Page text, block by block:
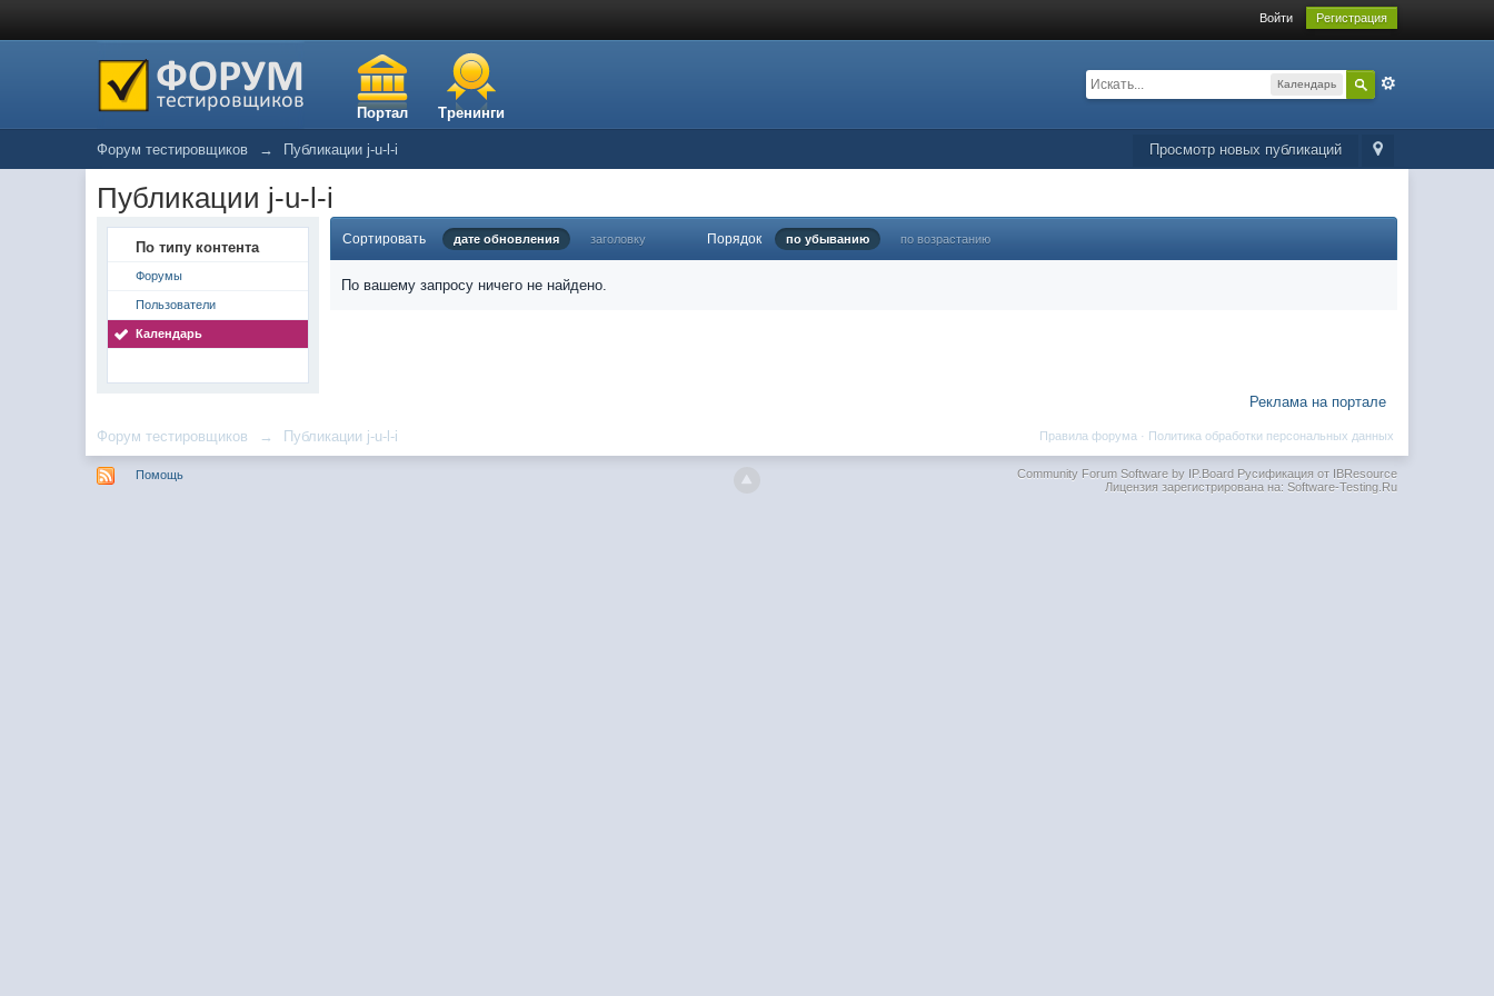
Войти Регистрация
Портал Тренинги
Календарь
Просмотр новых публикаций
Форум тестировщиков → Публикации j-u-l-i
Публикации j-u-l-i
По типу контента
Форумы
Пользователи
Календарь
Сортировать дате обновления заголовку Порядок по убыванию по возрастанию
По вашему запросу ничего не найдено.
Реклама на портале
Форум тестировщиков → Публикации j-u-l-i Политика обработки персональных данных
Правила форума ·
Помощь Community Forum Software by IP.BoardРусификация от IBResource
Лицензия зарегистрирована на: Software-Testing.Ru